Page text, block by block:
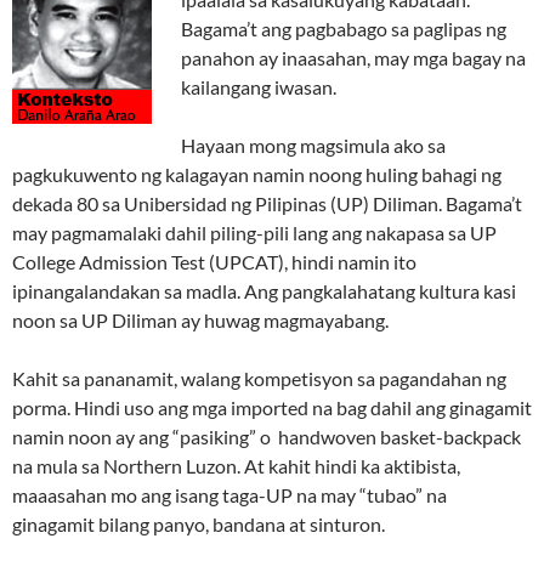
Bagama’t ang pagbabago sa paglipas ng
panahon ay inaasahan, may mga bagay na
kailangang iwasan.
Hayaan mong magsimula ako sa
pagkukuwento ng kalagayan namin noong huling bahagi ng
dekada 80 sa Unibersidad ng Pilipinas (UP) Diliman. Bagama’t
may pagmamalaki dahil piling-pili lang ang nakapasa sa UP
College Admission Test (UPCAT), hindi namin ito
ipinangalandakan sa madla. Ang pangkalahatang kultura kasi
noon sa UP Diliman ay huwag magmayabang.
Kahit sa pananamit, walang kompetisyon sa pagandahan ng
porma. Hindi uso ang mga imported na bag dahil ang ginagamit
namin noon ay ang “pasiking” o handwoven basket-backpack
na mula sa Northern Luzon. At kahit hindi ka aktibista,
maaasahan mo ang isang taga-UP na may “tubao” na
ginagamit bilang panyo, bandana at sinturon.